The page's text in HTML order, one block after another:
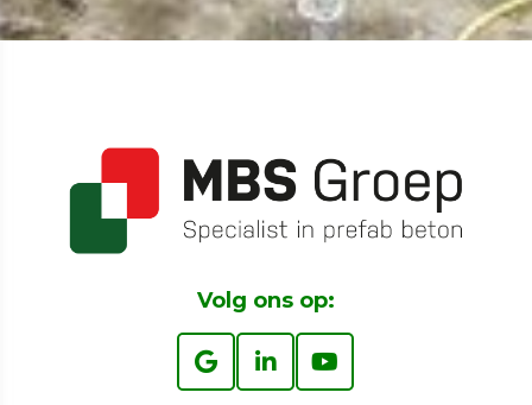
Volg ons op: